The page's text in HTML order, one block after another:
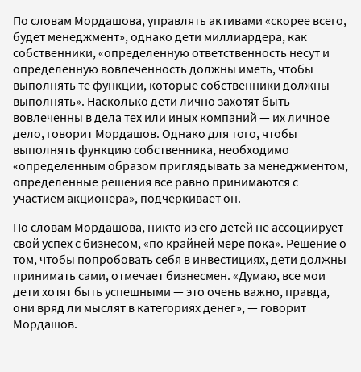
По словам Мордашова, управлять активами «скорее всего,
будет менеджмент», однако дети миллиардера, как
собственники, «определенную ответственность несут и
определенную вовлеченность должны иметь, чтобы
выполнять те функции, которые собственники должны
выполнять». Насколько дети лично захотят быть
вовлеченны в дела тех или иных компаний — их личное
дело, говорит Мордашов. Однако для того, чтобы
выполнять функцию собственника, необходимо
«определенным образом приглядывать за менеджментом,
определенные решения все равно принимаются с
участием акционера», подчеркивает он.
По словам Мордашова, никто из его детей не ассоциирует
свой успех с бизнесом, «по крайней мере пока». Решение о
том, чтобы попробовать себя в инвестициях, дети должны
принимать сами, отмечает бизнесмен. «Думаю, все мои
дети хотят быть успешными — это очень важно, правда,
они вряд ли мыслят в категориях денег», — говорит
Мордашов.